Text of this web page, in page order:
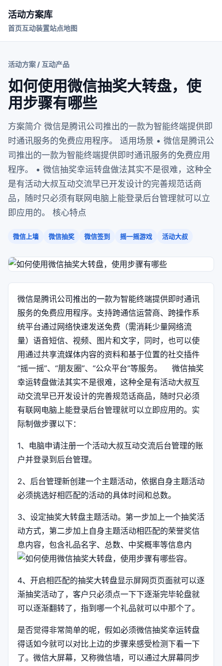
活动方案库
首页互动装置站点地图
活动方案 / 互动产品
如何使用微信抽奖大转盘，使
用步骤有哪些
方案简介 微信是腾讯公司推出的一款为智能终端提供即
时通讯服务的免费应用程序。 适用场景 • 微信是腾讯公
司推出的一款为智能终端提供即时通讯服务的免费应用
程序。 • 微信抽奖幸运转盘做法其实不是很难，这种全
是有活动大叔互动交流早已开发设计的完善规范话商
品，随时只必须有联网电脑上能登录后台管理就可以立
即应用的。 核心特点
微信上墙 微信抽奖 微信签到 摇一摇游戏 活动大叔
微信是腾讯公司推出的一款为智能终端提供即时通讯
服务的免费应用程序。支持跨通信运营商、跨操作系
统平台通过网络快速发送免费（需消耗少量网络流
量）语音短信、视频、图片和文字，同时，也可以使
用通过共享流媒体内容的资料和基于位置的社交插件
“摇一摇”、“朋友圈”、“公众平台”等服务。 微信抽奖
幸运转盘做法其实不是很难，这种全是有活动大叔互
动交流早已开发设计的完善规范话商品，随时只必须
有联网电脑上能登录后台管理就可以立即应用的。实
际制做步骤以下：
1、电脑申请注册一个活动大叔互动交流后台管理的账
户并登录到后台管理。
2、后台管理新创建一个主题活动，依据自身主题活动
必须挑选好相匹配的活动的具体时间和总数。
3、设定抽奖大转盘主题活动。第一步加上一个抽奖活
动方式，第二步加上自身主题活动相匹配的荣誉奖信
息内容，包含礼品名字、总数、中奖概率等信息内
容。
4、开启相匹配的抽奖大转盘显示屏网页页面就可以逐
渐抽奖活动了，客户只必须点一下下逐渐完毕轮盘就
可以逐渐翻转了，指到哪一个礼品就可以中那个了。
是否觉得非常简单的呢，假如必须微信抽奖幸运转盘
得话如今就可以对比上边的步骤来感受检测下看一下
了。微信大屏幕，又称微信墙，可以通过大屏幕同步